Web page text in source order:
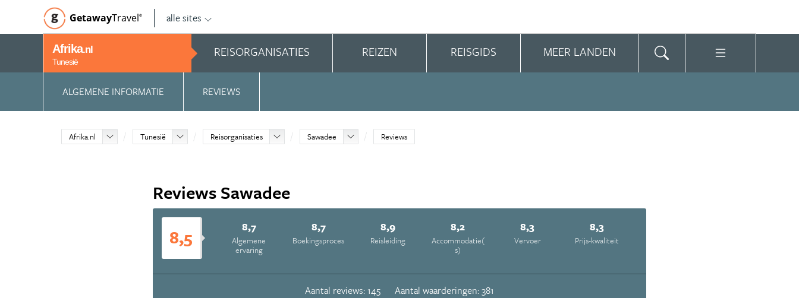
GetawayTravel© alle sites
Afrika.nl
Tunesië
REISORGANISATIES REIZEN REISGIDS MEER LANDEN
ALGEMENE INFORMATIE REVIEWS
Afrika.nl Tunesië Reisorganisaties Sawadee Reviews
Reviews Sawadee
8,5 8,7
Algemene
ervaring
8,7
Boekingsproces
8,9
Reisleiding
8,2
Accommodatie(
s)
8,3
Vervoer
8,3
Prijs-kwaliteit
Aantal reviews: 145 Aantal waarderingen: 381